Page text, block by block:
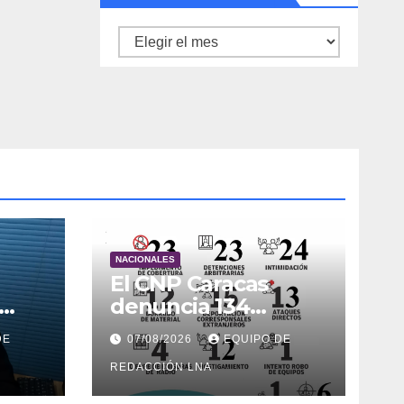
Archivo
NACIONALES
El CNP Caracas
denuncia 134
agresiones a la
prensa en 2026
07/08/2026 EQUIPO DE
REDACCIÓN LNA